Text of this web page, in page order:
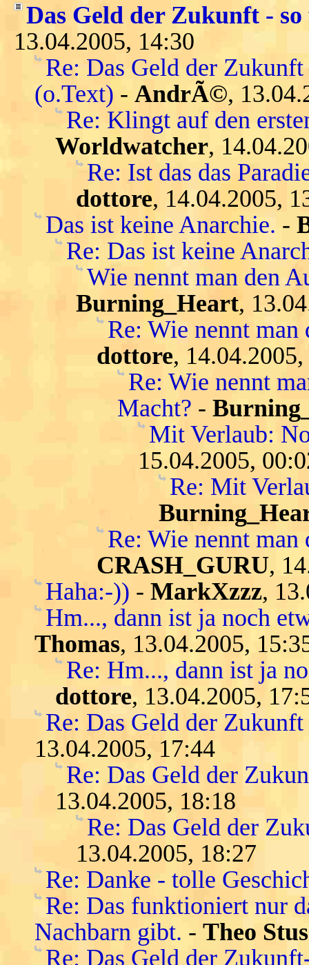
Das Geld der Zukunft -
13.04.2005, 14:30
Re: Das Geld der
(o.Text) - AndrÃ©,
Re: Klingt auf den
Worldwatcher,
Re: Ist das das
dottore, 14.04.2005,
Das ist keine Anarchie. -
Re: Das ist keine
Wie nennt man den
Burning_Heart,
Re: Wie nennt man
dottore,
Re: Wie nennt
Macht? -
Mit Verlaub:
15.04.2005,
Re: Mit
Re: Wie nennt man
CRASH_GURU,
Haha:-)) - MarkXzzz,
Hm..., dann ist ja noch
Thomas, 13.04.2005,
Re: Hm..., dann ist ja
dottore, 13.04.2005,
Re: Das Geld der
13.04.2005, 17:44
Re: Das Geld der
13.04.2005, 18:18
Re: Das Geld der
13.04.2005, 18:27
Re: Danke - tolle
Re: Das funktioniert nur
Nachbarn gibt. - Theo
Re: Das Geld der